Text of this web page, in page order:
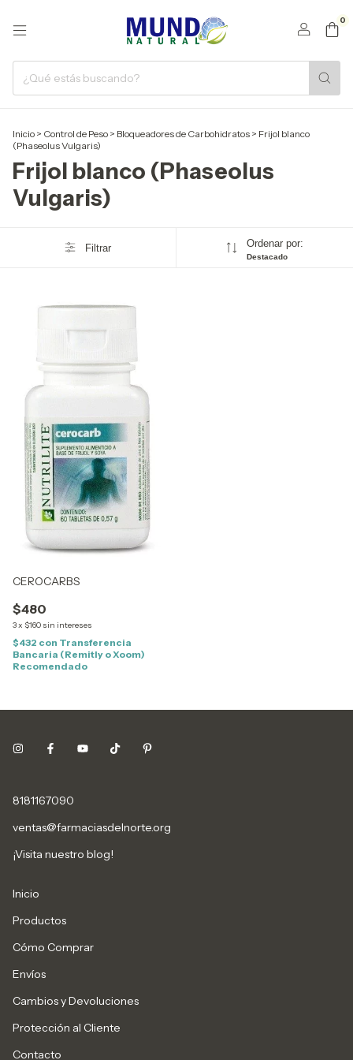
0
Inicio > Control de Peso > Bloqueadores de Carbohidratos > Frijol blanco
(Phaseolus Vulgaris)
Frijol blanco (Phaseolus
Vulgaris)
Filtrar Ordenar por:
Destacado
CEROCARBS
$480
3x $160 sin intereses
$432 con Transferencia
Bancaria (Remitly o Xoom)
Recomendado
8181167090
ventas@farmaciasdelnorte.org
¡Visita nuestro blog!
Inicio
Productos
Cómo Comprar
Envíos
Cambios y Devoluciones
Protección al Cliente
Contacto